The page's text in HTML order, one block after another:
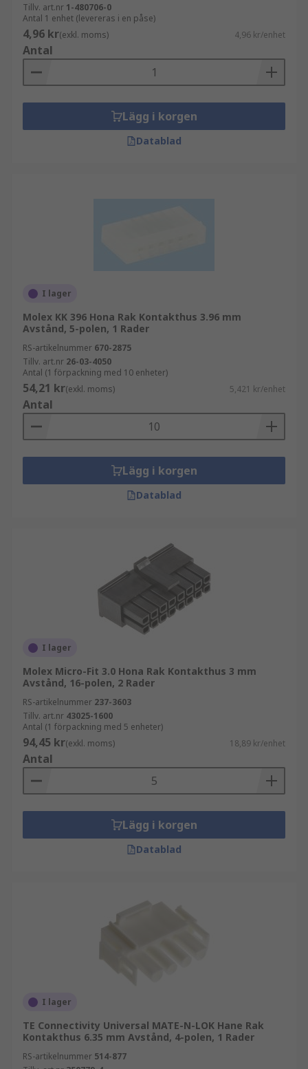
Tillv. art.nr 1-480706-0
Antal 1 enhet (levereras i en påse)
4,96 kr(exkl. moms) 4,96 kr/enhet
Antal
Lägg i korgen
Datablad
I lager
Molex KK 396 Hona Rak Kontakthus 3.96 mm
Avstånd, 5-polen, 1 Rader
RS-artikelnummer 670-2875
Tillv. art.nr 26-03-4050
Antal (1 förpackning med 10 enheter)
54,21 kr(exkl. moms) 5,421 kr/enhet
Antal
Lägg i korgen
Datablad
I lager
Molex Micro-Fit 3.0 Hona Rak Kontakthus 3 mm
Avstånd, 16-polen, 2 Rader
RS-artikelnummer 237-3603
Tillv. art.nr 43025-1600
Antal (1 förpackning med 5 enheter)
94,45 kr(exkl. moms) 18,89 kr/enhet
Antal
Lägg i korgen
Datablad
I lager
TE Connectivity Universal MATE-N-LOK Hane Rak
Kontakthus 6.35 mm Avstånd, 4-polen, 1 Rader
RS-artikelnummer 514-877